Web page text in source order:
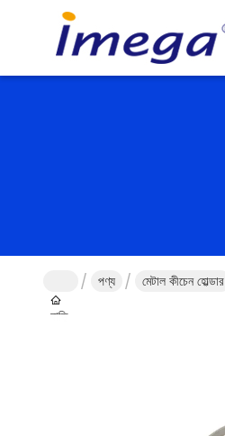
বাড়ি
পণ্য মেটাল কীচেন হোল্ডার